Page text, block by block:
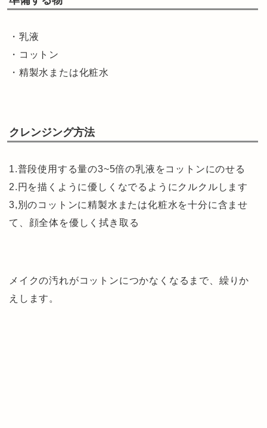
・乳液
・コットン
・精製水または化粧水
クレンジング方法
1.普段使用する量の3~5倍の乳液をコットンにのせる
2.円を描くように優しくなでるようにクルクルします
3,別のコットンに精製水または化粧水を十分に含ませ
て、顔全体を優しく拭き取る
メイクの汚れがコットンにつかなくなるまで、繰りか
えします。